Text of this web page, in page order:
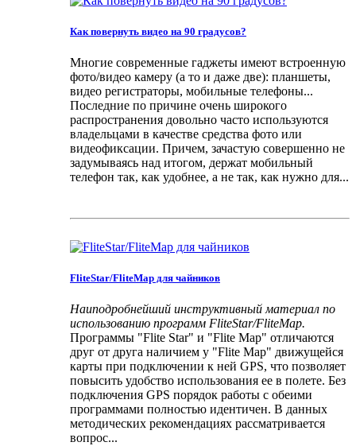
Как повернуть видео на 90 градусов?
Многие современные гаджеты имеют встроенную
фото/видео камеру (а то и даже две): планшеты,
видео регистраторы, мобильные телефоны...
Последние по причине очень широкого
распространения довольно часто используются
владельцами в качестве средства фото или
видеофиксации. Причем, зачастую совершенно не
задумываясь над итогом, держат мобильный
телефон так, как удобнее, а не так, как нужно для...
FliteStar/FliteMap для чайников
Наиподробнейший инструктивный материал по
использованию программ FliteStar/FliteMap.
Программы "Flite Star" и "Flite Map" отличаются
друг от друга наличием у "Flite Map" движущейся
карты при подключении к ней GPS, что позволяет
повысить удобство использования ее в полете. Без
подключения GPS порядок работы с обеими
программами полностью идентичен. В данных
методических рекомендациях рассматривается
вопрос...